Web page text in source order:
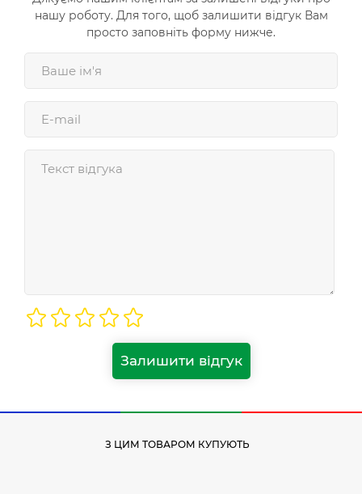
нашу роботу. Для того, щоб залишити відгук Вам
просто заповніть форму нижче.
Залишити відгук
З ЦИМ ТОВАРОМ КУПУЮТЬ